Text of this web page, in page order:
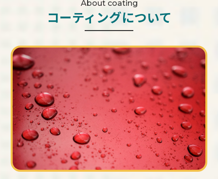
About coating
コーティングについて